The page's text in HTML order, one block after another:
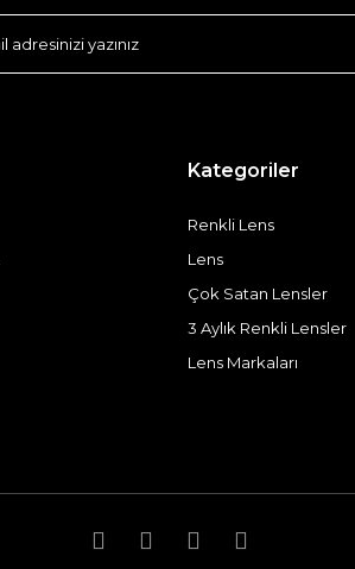
Kategoriler
Renkli Lens
Lens
Çok Satan Lensler
3 Aylık Renkli Lensler
Lens Markaları